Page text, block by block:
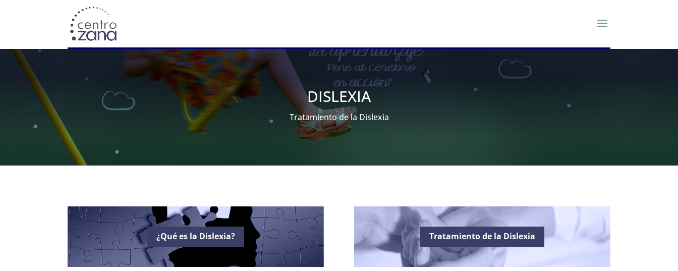
DISLEXIA
Tratamiento de la Dislexia
¿Qué es la Dislexia? Tratamiento de la Dislexia